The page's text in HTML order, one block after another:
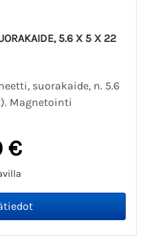
5.6 X 5 X 22
suorakaide, n. 5.6
Magnetointi
€